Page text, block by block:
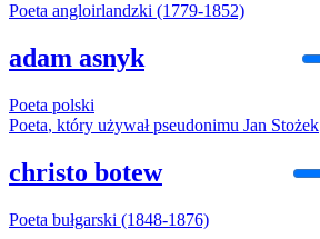
Poeta angloirlandzki (1779-1852)
adam asnyk
Poeta polski
Poeta, który używał pseudonimu Jan Stożek
christo botew
Poeta bułgarski (1848-1876)